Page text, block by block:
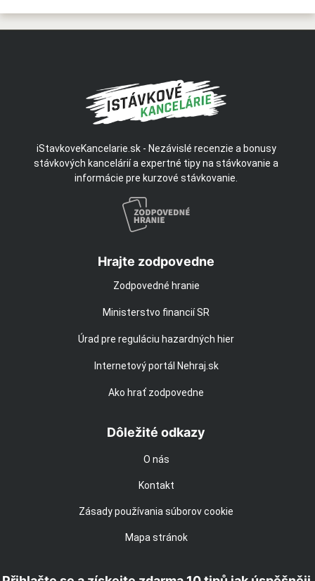
iStavkoveKancelarie.sk - Nezávislé recenzie a bonusy
stávkových kancelárií a expertné tipy na stávkovanie a
informácie pre kurzové stávkovanie.
Hrajte zodpovedne
Zodpovedné hranie
Ministerstvo financií SR
Úrad pre reguláciu hazardných hier
Internetový portál Nehraj.sk
Ako hrať zodpovedne
Dôležité odkazy
O nás
Kontakt
Zásady používania súborov cookie
Mapa stránok